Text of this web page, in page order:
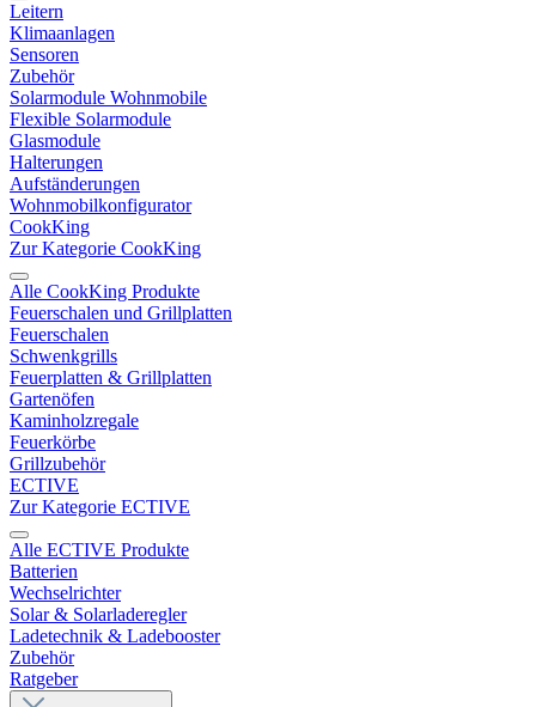
Leitern
Klimaanlagen
Sensoren
Zubehör
Solarmodule Wohnmobile
Flexible Solarmodule
Glasmodule
Halterungen
Aufständerungen
Wohnmobilkonfigurator
CookKing
Zur Kategorie CookKing
Alle CookKing Produkte
Feuerschalen und Grillplatten
Feuerschalen
Schwenkgrills
Feuerplatten & Grillplatten
Gartenöfen
Kaminholzregale
Feuerkörbe
Grillzubehör
ECTIVE
Zur Kategorie ECTIVE
Alle ECTIVE Produkte
Batterien
Wechselrichter
Solar & Solarladeregler
Ladetechnik & Ladebooster
Zubehör
Ratgeber